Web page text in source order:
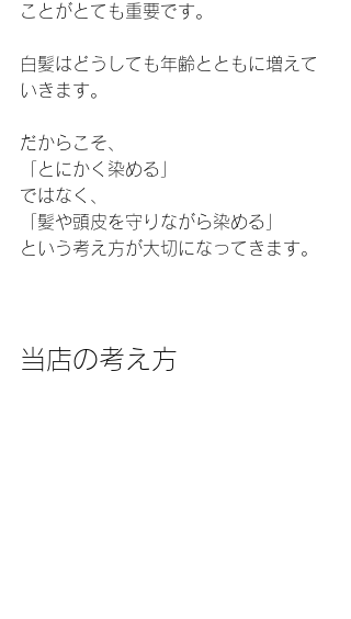
ことがとても重要です。
白髪はどうしても年齢とともに増えて
いきます。
だからこそ、
「とにかく染める」
ではなく、
「髪や頭皮を守りながら染める」
という考え方が大切になってきます。
当店の考え方